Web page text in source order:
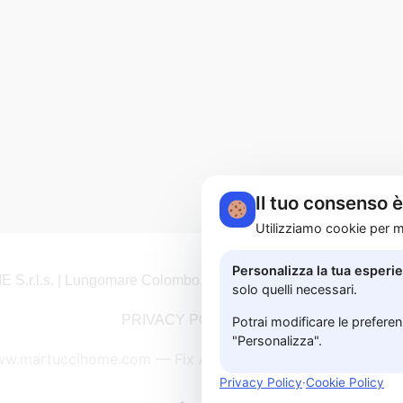
S.r.l.s. | Lungomare Colombo, 183A - 84129 Salerno | P.I.
PRIVACY POLICY
Il tuo consenso
Utilizziamo cookie per
Personalizza la tua
solo quelli necessari.
Potrai modificare le
"Personalizza".
Privacy Policy·Cookie Policy